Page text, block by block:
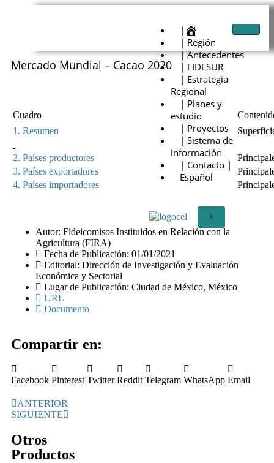
|
| Región
| Antecedentes
| FIDESUR
| Estrategia
Regional
| Planes y
estudio
| Proyectos
| Sistema de
información
| Contacto |
Español
X
Mercado Mundial – Cacao 2020
Cuadro
1. Resumen
2. Países productores
3. Países exportadores
4. Países importadores
Autor: Fideicomisos Instituidos en Relación con la
Agricultura (FIRA)
Fecha de Publicación: 01/01/2021
Editorial: Dirección de Investigación y Evaluación
Económica y Sectorial
Lugar de Publicación: Ciudad de México, México
URL
Documento
Compartir en:
Facebook Pinterest Twitter Reddit Telegram WhatsApp Email
ANTERIOR
SIGUIENTE
Otros
Productos